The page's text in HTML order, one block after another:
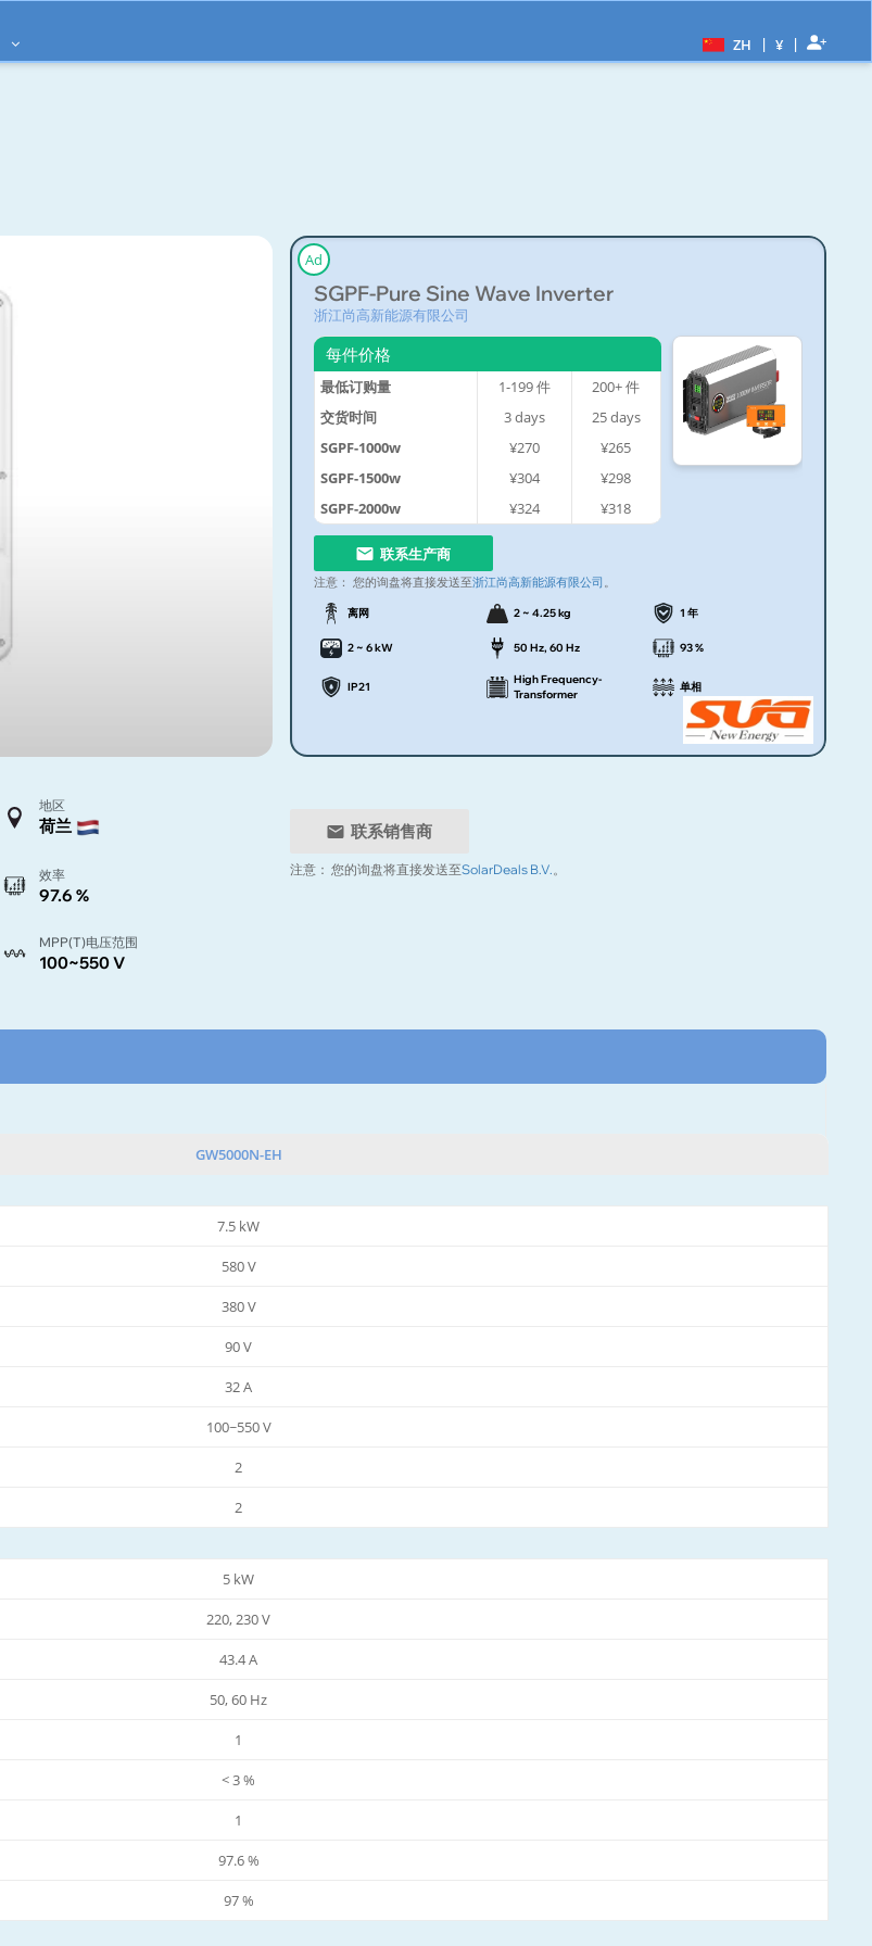
ZH | ¥ |
Ad
SGPF-Pure Sine Wave Inverter
浙江尚高新能源有限公司
每件价格
最低订购量 1-199件 200+件
交货时间
3days 25days
SGPF-1000w
¥270
¥265
SGPF-1500w
¥304
¥298
SGPF-2000w
¥324 ¥318
联系生产商
注意： 您的询盘将直接发送至浙江尚高新能源有限公司 。
离网 2 ~ 4.25 kg 1 年
2 ~ 6 kW 50 Hz, 60 Hz 93 %
IP21
High Frequency-
Transformer
单相
地区
荷兰
效率
97.6 %
MPP(T)电压范围
100~550 V
联系销售商
注意： 您的询盘将直接发送至SolarDeals B.V.。
GW5000N-EH
7.5 kW
580 V
380 V
90 V
32 A
100~550 V
2
2
5 kW
220, 230 V
43.4 A
50, 60 Hz
1
< 3 %
1
97.6 %
97 %